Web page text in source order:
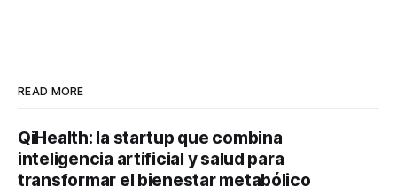
READ MORE
QiHealth: la startup que combina
inteligencia artificial y salud para
transformar el bienestar metabólico